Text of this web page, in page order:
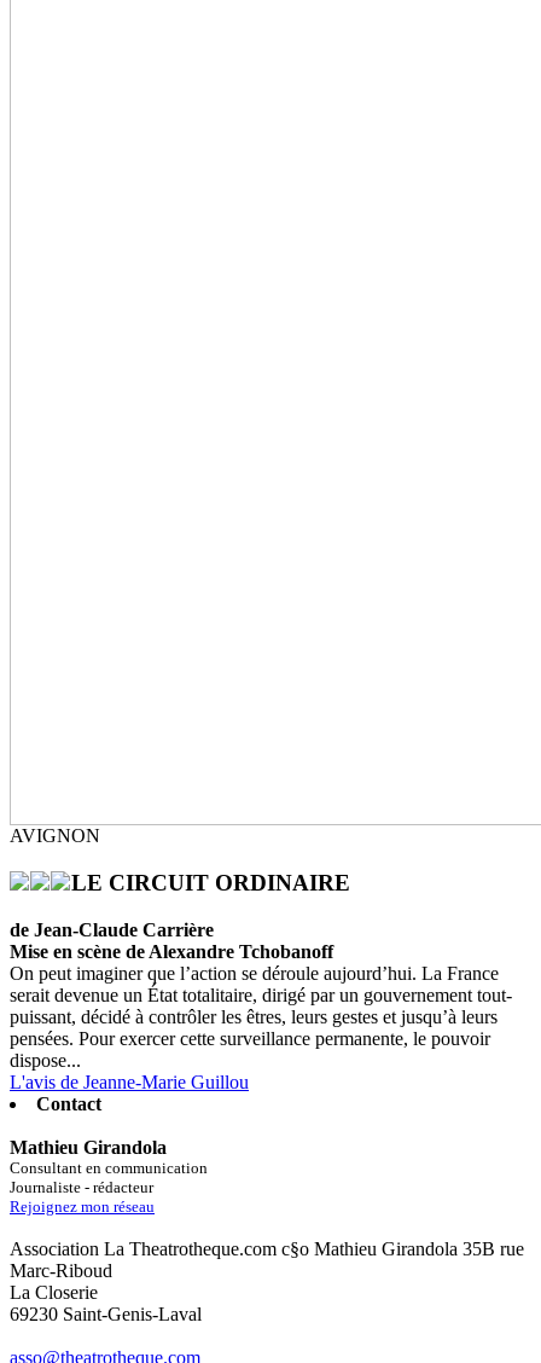
AVIGNON
LE CIRCUIT ORDINAIRE
de Jean-Claude Carrière
Mise en scène de Alexandre Tchobanoff
On peut imaginer que l’action se déroule aujourd’hui. La France
serait devenue un État totalitaire, dirigé par un gouvernement tout-
puissant, décidé à contrôler les êtres, leurs gestes et jusqu’à leurs
pensées. Pour exercer cette surveillance permanente, le pouvoir
dispose...
L'avis de Jeanne-Marie Guillou
Contact
Mathieu Girandola
Consultant en communication
Journaliste - rédacteur
Rejoignez mon réseau
Association La Theatrotheque.com c§o Mathieu Girandola 35B rue
Marc-Riboud
La Closerie
69230 Saint-Genis-Laval
asso@theatrotheque.com